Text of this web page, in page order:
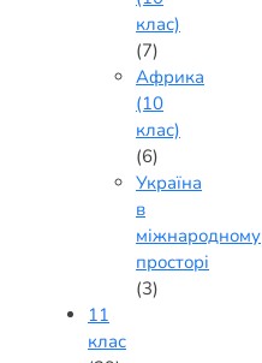
клас)
(7)
Африка
(10
клас)
(6)
Україна
в
міжнародному
просторі
(3)
11
клас